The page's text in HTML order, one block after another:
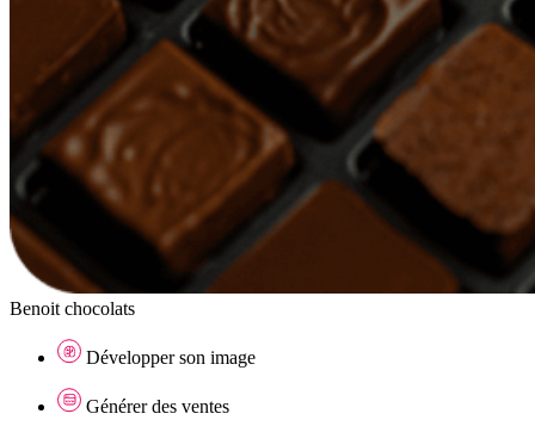
Benoit chocolats
Développer son image
Générer des ventes